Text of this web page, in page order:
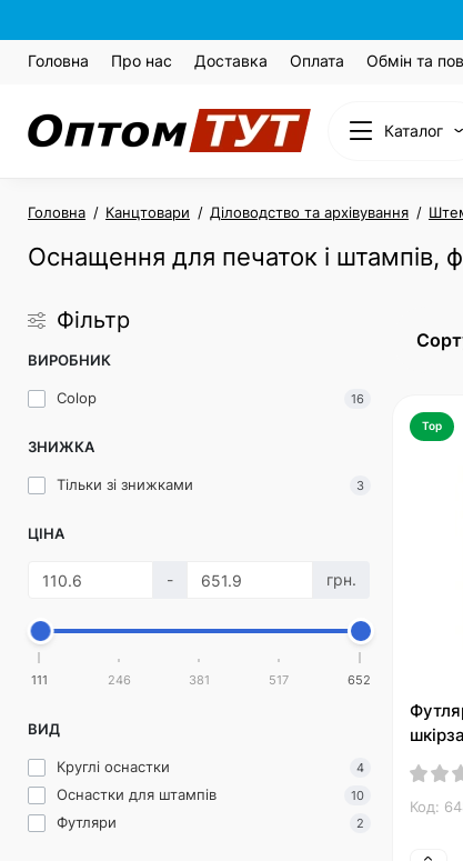
Головна Про нас Доставка Оплата Обмін та
Каталог
Головна Канцтовари Діловодство та архівування
Оснащення для печаток і штампів,
Фільтр
ВИРОБНИК
Colop 16
ЗНИЖКА
Тільки зі знижками 3
ЦІНА
- грн.
111 246 381 517 652
ВИД
Круглі оснастки 4
Оснастки для штампів 10
Футляри 2
Top
Код: